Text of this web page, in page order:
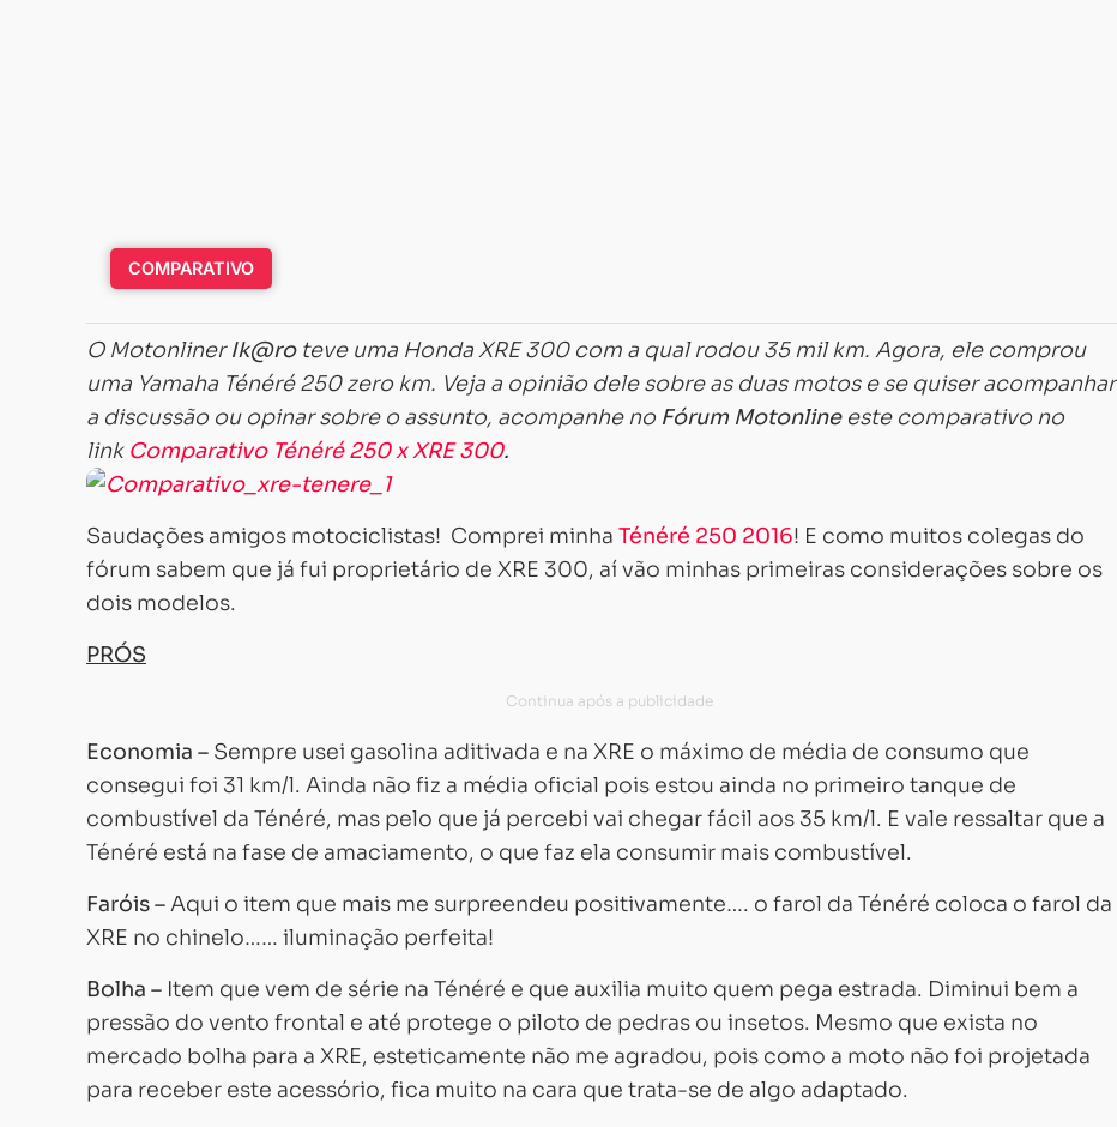
COMPARATIVO
O MotonlinerIk@roteve uma Honda XRE 300 com a qual rodou 35 mil km. Agora, ele comprou
uma Yamaha Ténéré 250 zero km. Veja a opinião dele sobre as duas motos e se quiser acompanhar
a discussão ou opinar sobre o assunto, acompanhe no Fórum Motonlineeste comparativo no
link Comparativo Ténéré 250 x XRE 300.
Saudações amigos motociclistas! Comprei minha Ténéré 250 2016! E como muitos colegas do
fórum sabem que já fui proprietário de XRE 300, aí vão minhas primeiras considerações sobre os
dois modelos.
PRÓS
Economia – Sempre usei gasolina aditivada e na XRE o máximo de média de consumo que
consegui foi 31 km/l. Ainda não fiz a média oficial pois estou ainda no primeiro tanque de
combustível da Ténéré, mas pelo que já percebi vai chegar fácil aos 35 km/l. E vale ressaltar que a
Ténéré está na fase de amaciamento, o que faz ela consumir mais combustível.
Faróis –Aqui o item que mais me surpreendeu positivamente…. o farol da Ténéré coloca o farol da
XRE no chinelo…… iluminação perfeita!
Bolha – Item que vem de série na Ténéré e que auxilia muito quem pega estrada. Diminui bem a
pressão do vento frontal e até protege o piloto de pedras ou insetos. Mesmo que exista no
mercado bolha para a XRE, esteticamente não me agradou, pois como a moto não foi projetada
para receber este acessório, fica muito na cara que trata-se de algo adaptado.